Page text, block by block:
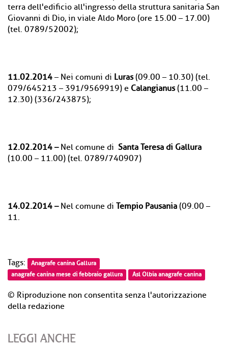
terra dell'edificio all'ingresso della struttura sanitaria San
Giovanni di Dio, in viale Aldo Moro (ore 15.00 – 17.00)
(tel. 0789/52002);
11.02.2014 – Nei comuni di Luras(09.00 – 10.30) (tel.
079/645213 – 391/9569919) e Calangianus(11.00 –
12.30) (336/243875);
12.02.2014 – Nel comune di Santa Teresa di Gallura
(10.00 – 11.00) (tel. 0789/740907)
14.02.2014 – Nel comune di Tempio Pausania (09.00 –
11.
Tags:
Anagrafe canina Gallura
anagrafe canina mese di febbraio gallura
Asl Olbia anagrafe canina
© Riproduzione non consentita senza l'autorizzazione
della redazione
LEGGI ANCHE